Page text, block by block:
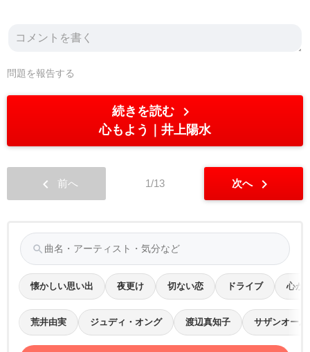
問題を報告する
続きを読む chevron_right
心もよう 井上陽水
chevron_left 前へ 1/13 次へ chevron_right
search
懐かしい思い出 夜更け 切ない恋 ドライブ 心が
荒井由実 ジュディ・オング 渡辺真知子 サザンオー